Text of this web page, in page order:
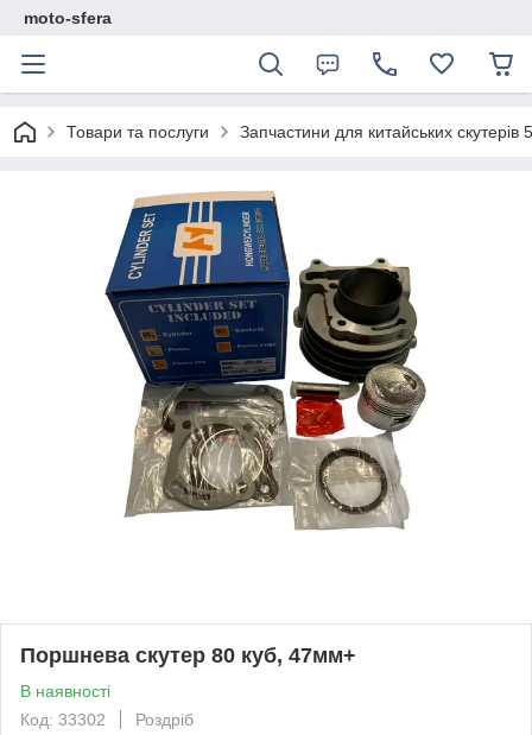
moto-sfera
Товари та послуги Запчастини для китайських
Поршнева скутер 80 куб, 47мм+
В наявності
Код: 33302
Роздріб